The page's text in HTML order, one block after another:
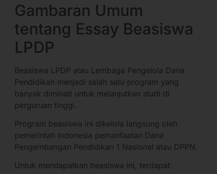
Gambaran Umum
tentang Essay Beasiswa
LPDP
Beasiswa LPDP atau Lembaga Pengelola Dana
Pendidikan menjadi salah satu program yang
banyak diminati untuk melanjutkan studi di
perguruan tinggi.
Program beasiswa ini dikelola langsung oleh
pemerintah Indonesia pemanfaatan Dana
Pengembangan Pendidikan 1 Nasional atau DPPN.
Untuk mendapatkan beasiswa ini, terdapat